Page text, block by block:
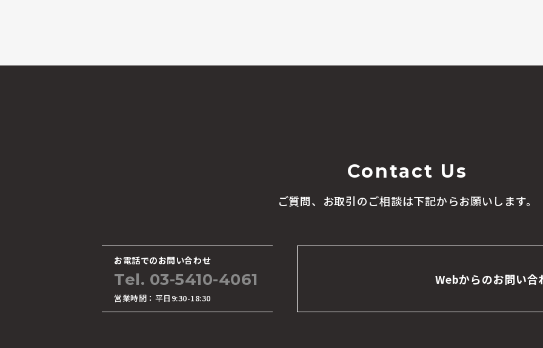
Contact Us
ご質問、お取引のご相談は下記からお願いします。
お電話でのお問い合わせ
Tel. 03-5410-4061
営業時間：平日9:30-18:30
Webからのお問い合